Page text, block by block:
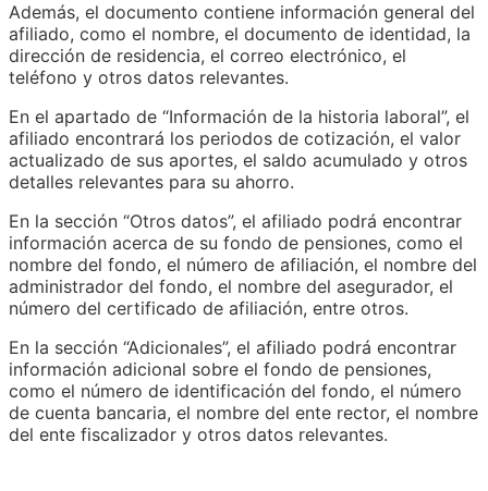
Además, el documento contiene información general del
afiliado, como el nombre, el documento de identidad, la
dirección de residencia, el correo electrónico, el
teléfono y otros datos relevantes.
En el apartado de “Información de la historia laboral”, el
afiliado encontrará los periodos de cotización, el valor
actualizado de sus aportes, el saldo acumulado y otros
detalles relevantes para su ahorro.
En la sección “Otros datos”, el afiliado podrá encontrar
información acerca de su fondo de pensiones, como el
nombre del fondo, el número de afiliación, el nombre del
administrador del fondo, el nombre del asegurador, el
número del certificado de afiliación, entre otros.
En la sección “Adicionales”, el afiliado podrá encontrar
información adicional sobre el fondo de pensiones,
como el número de identificación del fondo, el número
de cuenta bancaria, el nombre del ente rector, el nombre
del ente fiscalizador y otros datos relevantes.